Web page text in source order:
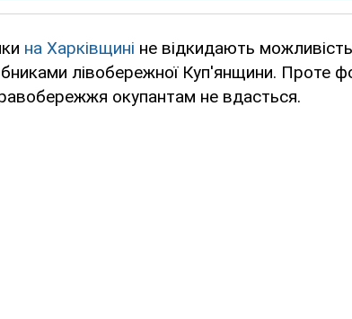
на Харківщині не відкидають
лівобережної Куп'янщини. Проте
окупантам не вдасться.